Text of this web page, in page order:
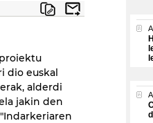
dio euskal
alderdi
jakin den